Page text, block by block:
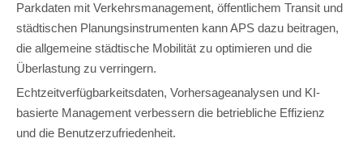
Parkdaten mit Verkehrsmanagement, öffentlichem Transit und
städtischen Planungsinstrumenten kann APS dazu beitragen,
die allgemeine städtische Mobilität zu optimieren und die
Überlastung zu verringern.
Echtzeitverfügbarkeitsdaten, Vorhersageanalysen und KI-
basierte Management verbessern die betriebliche Effizienz
und die Benutzerzufriedenheit.